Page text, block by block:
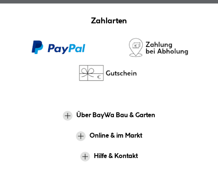
Zahlarten
Über BayWa Bau & Garten
Online & im Markt
Hilfe & Kontakt